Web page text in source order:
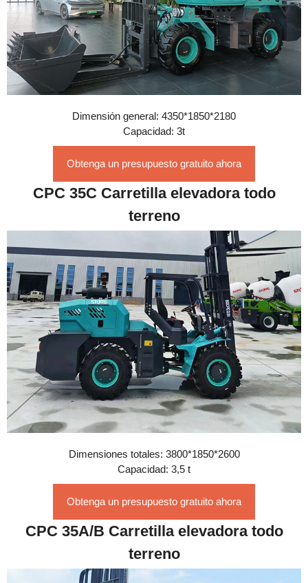
Dimensión general: 4350*1850*2180
Capacidad: 3t
Obtenga un presupuesto gratuito ahora
CPC 35C Carretilla elevadora todo
terreno
Dimensiones totales: 3800*1850*2600
Capacidad: 3,5 t
Obtenga un presupuesto gratuito ahora
CPC 35A/B Carretilla elevadora todo
terreno